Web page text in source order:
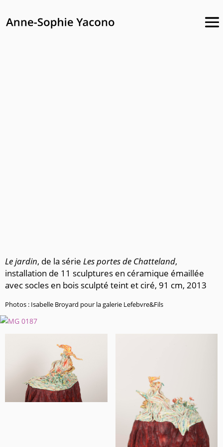
Le jardin, de la série Les portes de Chatteland,
installation de 11 sculptures en céramique émaillée
avec socles en bois sculpté teint et ciré, 91 cm, 2013
Photos : Isabelle Broyard pour la galerie Lefebvre&Fils